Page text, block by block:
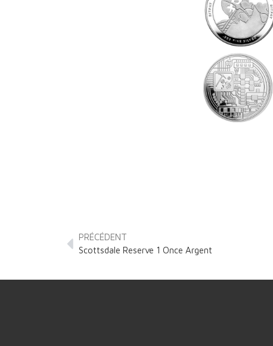
PRÉCÉDENT
Scottsdale Reserve 1 Once Argent